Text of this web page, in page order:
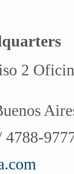
2
4788-